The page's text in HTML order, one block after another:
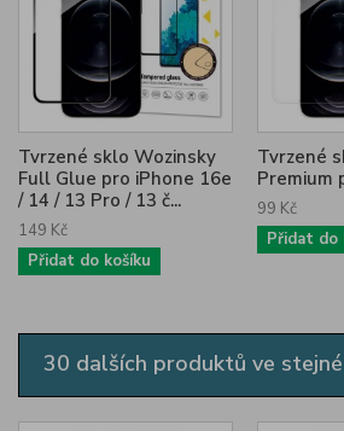
Tvrzené sklo Wozinsky
Full Glue pro iPhone 16e
/ 14 / 13 Pro / 13 č...
149 Kč
Přidat do košíku
Tvrzené
Premium
99 Kč
Přidat do
30 dalších produktů ve